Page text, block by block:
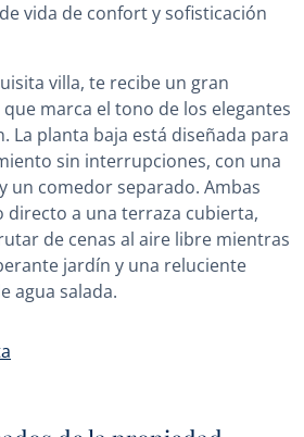
vida de confort y sofisticación
villa, te recibe un gran
marca el tono de los elegantes
La planta baja está diseñada para
sin interrupciones, con una
un comedor separado. Ambas
directo a una terraza cubierta,
de cenas al aire libre mientras
jardín y una reluciente
agua salada.